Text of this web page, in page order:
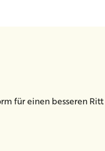
für einen besseren Ritt